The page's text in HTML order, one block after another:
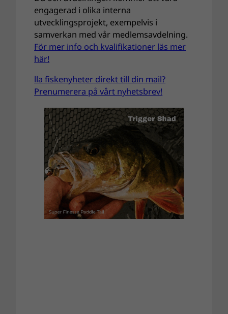
engagerad i olika interna
utvecklingsprojekt, exempelvis i
samverkan med vår medlemsavdelning.
För mer info och kvalifikationer läs mer
här!
lla fiskenyheter direkt till din mail?
Prenumerera på vårt nyhetsbrev!